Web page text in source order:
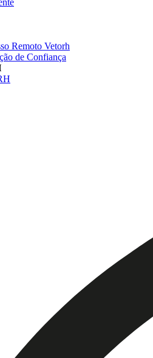
Remoto Vetorh
de Confiança